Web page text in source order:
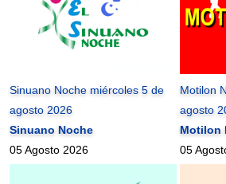
Sinuano Noche miércoles 5 de
agosto 2026
Sinuano Noche
05 Agosto 2026
Motilon
agosto
Motilon
05